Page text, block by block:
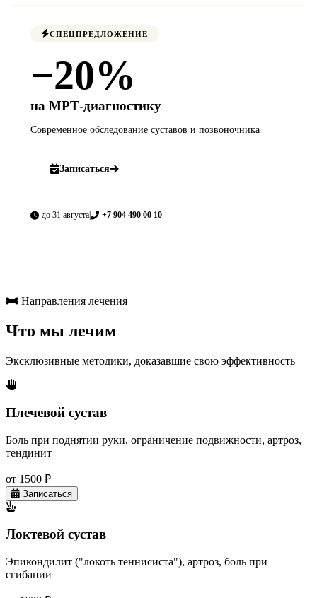
СПЕЦПРЕДЛОЖЕНИЕ
−20%
на МРТ-диагностику
Современное обследование суставов и позвоночника
Записаться
до 31 августа +7 904 490 00 10
Направления лечения
Что мы лечим
Эксклюзивные методики, доказавшие свою эффективность
Плечевой сустав
Боль при поднятии руки, ограничение подвижности, артроз,
тендинит
от 1500 ₽
Записаться
Локтевой сустав
Эпикондилит ("локоть теннисиста"), артроз, боль при
сгибании